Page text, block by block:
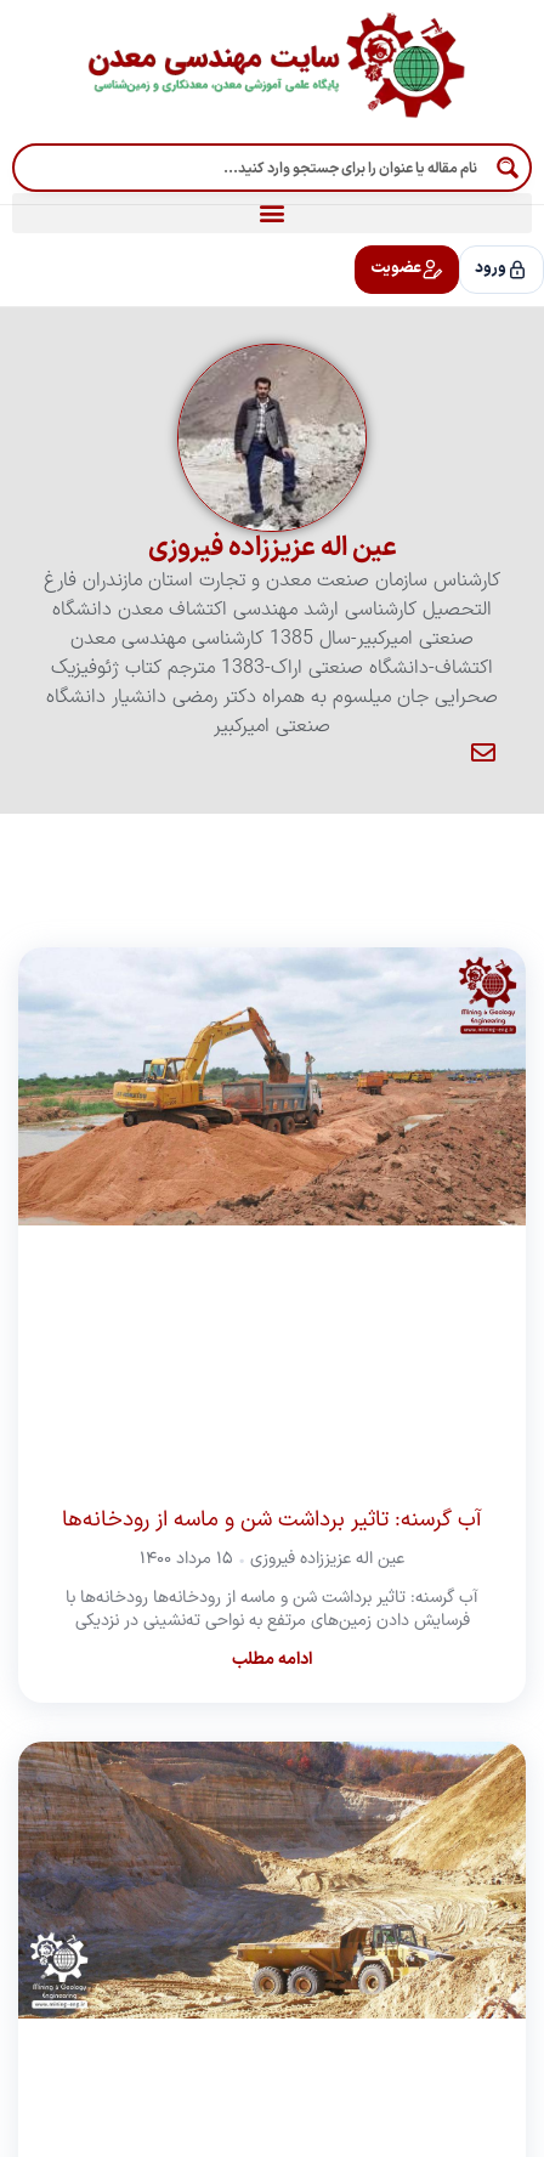
ورود عضویت
عین اله عزیززاده فیروزی
کارشناس سازمان صنعت معدن و تجارت استان مازندران فارغ
التحصیل کارشناسی ارشد مهندسی اکتشاف معدن دانشگاه
صنعتی امیرکبیر-سال 1385 کارشناسی مهندسی معدن
اکتشاف-دانشگاه صنعتی اراک-1383 مترجم کتاب ژئوفیزیک
صحرایی جان میلسوم به همراه دکتر رمضی دانشیار دانشگاه
صنعتی امیرکبیر
آب گرسنه: تاثیر برداشت شن و ماسه از رودخانه‌‌‌ها
عین اله عزیززاده فیروزی
آب گرسنه: تاثیر برداشت شن و ماسه از رودخانه‌‌‌ها رودخانه‌ها با
فرسایش دادن زمین‌های مرتفع به نواحی ته‌نشینی در نزدیکی
ادامه مطلب